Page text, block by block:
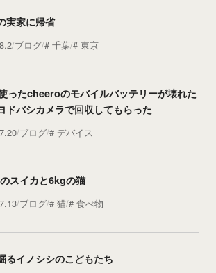
実家に帰省
ブログ 千葉 東京
ったcheeroのモバイルバッテリーが壊れた
ドバシカメラで回収してもらった
ブログ デバイス
スイカと6kgの猫
ブログ 猫 食べ物
るイノシシのこどもたち